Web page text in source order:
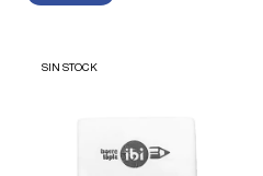
SIN STOCK